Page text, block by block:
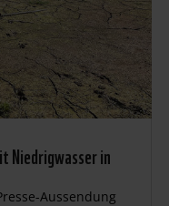
Niedrigwasser in
Aussendung